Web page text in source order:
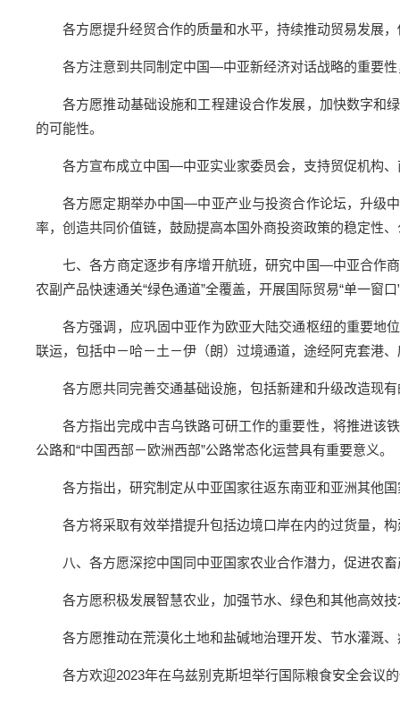
各方愿提升经贸合作的质量和水平，持续推动贸易发展
各方注意到共同制定中国—中亚新经济对话战略的重要
各方愿推动基础设施和工程建设合作发展，加快数字和
的可能性。
各方宣布成立中国—中亚实业家委员会，支持贸促机构
各方愿定期举办中国—中亚产业与投资合作论坛，升级
率，创造共同价值链，鼓励提高本国外商投资政策的稳定性
七、各方商定逐步有序增开航班，研究中国—中亚合作
农副产品快速通关“绿色通道”全覆盖，开展国际贸易“单一窗
各方强调，应巩固中亚作为欧亚大陆交通枢纽的重要
联运，包括中－哈－土－伊（朗）过境通道，途经阿克套港
各方愿共同完善交通基础设施，包括新建和升级改造现
各方指出完成中吉乌铁路可研工作的重要性，将推进该
公路和“中国西部－欧洲西部”公路常态化运营具有重要意义。
各方指出，研究制定从中亚国家往返东南亚和亚洲其他
各方将采取有效举措提升包括边境口岸在内的过货量，
八、各方愿深挖中国同中亚国家农业合作潜力，促进农
各方愿积极发展智慧农业，加强节水、绿色和其他高效
各方愿推动在荒漠化土地和盐碱地治理开发、节水灌溉
各方欢迎2023年在乌兹别克斯坦举行国际粮食安全会议